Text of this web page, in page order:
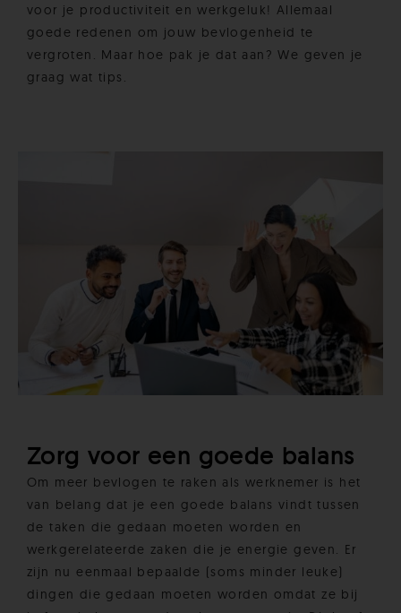
voor je productiviteit en werkgeluk! Allemaal
goede redenen om jouw bevlogenheid te
vergroten. Maar hoe pak je dat aan? We geven je
graag wat tips.
Zorg voor een goede balans
Om meer bevlogen te raken als werknemer is het
van belang dat je een goede balans vindt tussen
de taken die gedaan moeten worden en
werkgerelateerde zaken die je energie geven. Er
zijn nu eenmaal bepaalde (soms minder leuke)
dingen die gedaan moeten worden omdat ze bij